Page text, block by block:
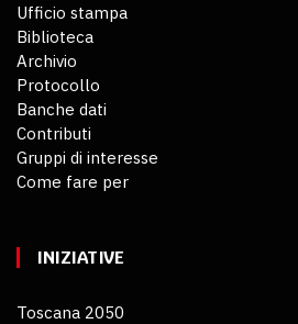
Ufficio stampa
Biblioteca
Archivio
Protocollo
Banche dati
Contributi
Gruppi di interesse
Come fare per
INIZIATIVE
Toscana 2050